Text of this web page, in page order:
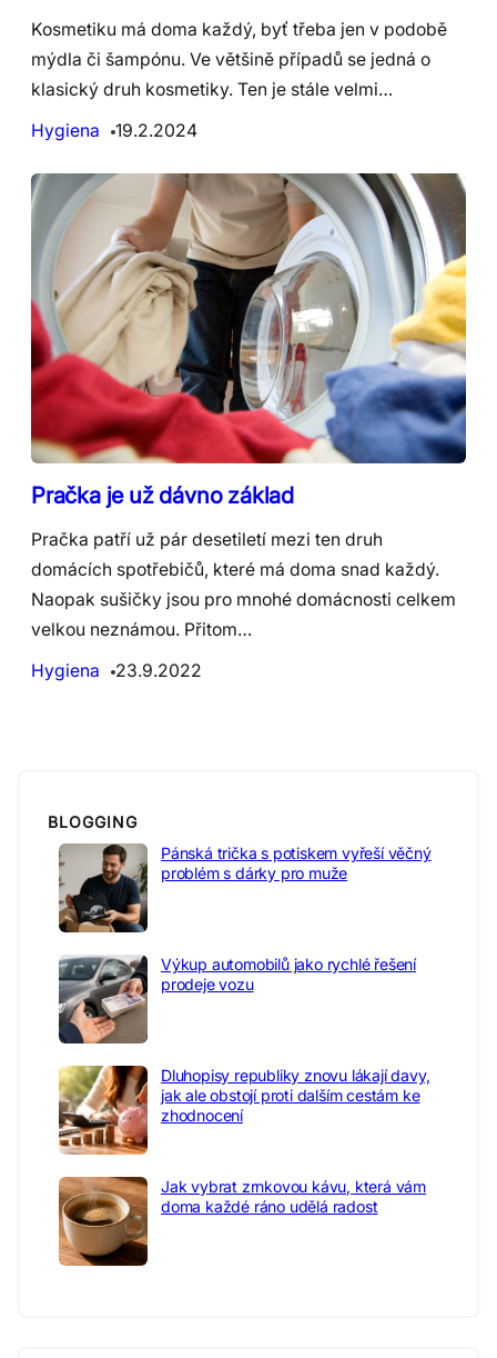
Kosmetiku má doma každý, byť třeba jen v podobě
mýdla či šampónu. Ve většině případů se jedná o
klasický druh kosmetiky. Ten je stále velmi…
Hygiena
19.2.2024
Pračka je už dávno základ
Pračka patří už pár desetiletí mezi ten druh
domácích spotřebičů, které má doma snad každý.
Naopak sušičky jsou pro mnohé domácnosti celkem
velkou neznámou. Přitom…
Hygiena
23.9.2022
BLOGGING
Pánská trička s potiskem vyřeší věčný
problém s dárky pro muže
Výkup automobilů jako rychlé řešení
prodeje vozu
Dluhopisy republiky znovu lákají davy,
jak ale obstojí proti dalším cestám ke
zhodnocení
Jak vybrat zrnkovou kávu, která vám
doma každé ráno udělá radost